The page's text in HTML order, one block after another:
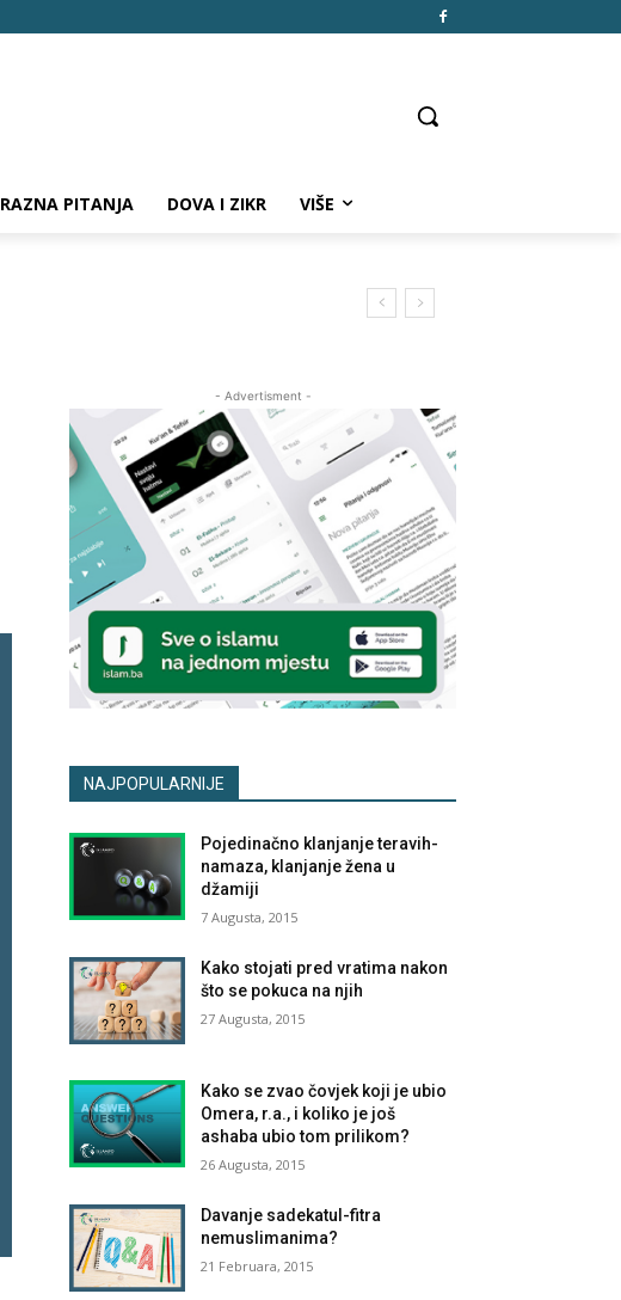
RAZNA PITANJA DOVA I ZIKR VIŠE
- Advertisment -
NAJPOPULARNIJE
Pojedinačno klanjanje teravih-
namaza, klanjanje žena u
džamiji
7 Augusta, 2015
Kako stojati pred vratima nakon
što se pokuca na njih
27 Augusta, 2015
Kako se zvao čovjek koji je ubio
Omera, r.a., i koliko je još
ashaba ubio tom prilikom?
26 Augusta, 2015
Davanje sadekatul-fitra
nemuslimanima?
21 Februara, 2015